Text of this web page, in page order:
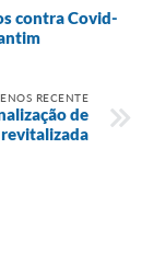
contra Covid-
RECENTE
de